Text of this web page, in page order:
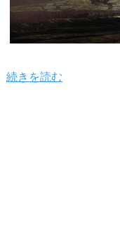
続きを読む